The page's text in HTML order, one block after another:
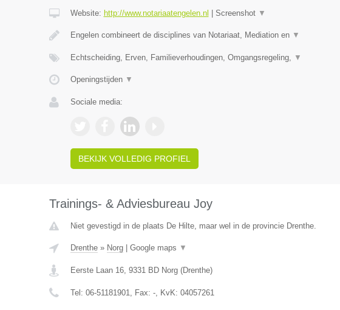
Website: http://www.notariaatengelen.nl Screenshot ▼
Engelen combineert de disciplines van Notariaat, Mediation en ▼
Echtscheiding, Erven, Familieverhoudingen, Omgangsregeling, ▼
Openingstijden ▼
Sociale media:
BEKIJK VOLLEDIG PROFIEL
Trainings- & Adviesbureau Joy
Niet gevestigd in de plaats De Hilte, maar wel in de provincie Drenthe.
Drenthe» Norg| Google maps ▼
Eerste Laan 16, 9331 BD Norg(Drenthe)
Tel: 06-51181901, Fax: -, KvK: 04057261